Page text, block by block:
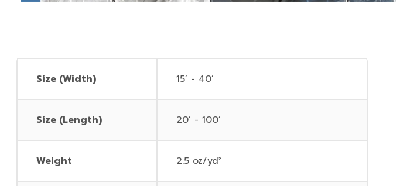
Size (Width) 15’ - 40’
Size (Length) 20’ - 100’
Weight 2.5 oz/yd²